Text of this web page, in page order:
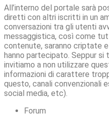
All’interno del portale sarà
diretti con altri iscritti in un
conversazioni tra gli utenti
messaggistica, così come
contenute, saranno criptate
hanno partecipato. Seppur si
invitiamo a non utilizzare
informazioni di carattere
questo, canali convenzionali
social media, etc).
Forum